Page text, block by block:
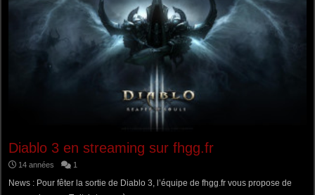
Diablo 3 en streaming sur fhgg.fr
14 années 1
News : Pour fêter la sortie de Diablo 3, l’équipe de fhgg.fr vous propose de